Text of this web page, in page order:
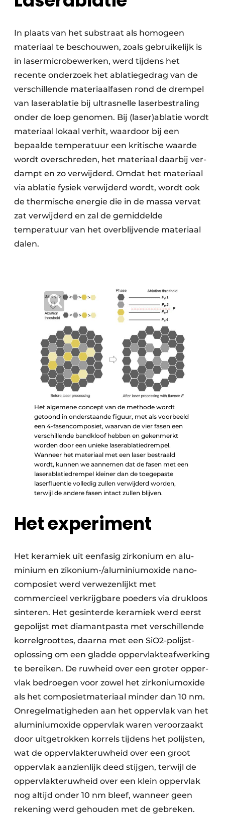
In plaats van het substraat als homogeen
materiaal te beschouwen, zoals gebruikelijk is
in laser­micro­bewerken, werd tijdens het
recente onder­zoek het ablatie­gedrag van de
verschillende materiaal­fasen rond de drempel
van laser­ablatie bij ultrasnelle laser­bestraling
onder de loep genomen. Bij (laser)ablatie wordt
materiaal lokaal verhit, waar­door bij een
bepaalde tempe­ratuur een kritische waarde
wordt over­schreden, het materiaal daar­bij ver­
dampt en zo verwijderd. Omdat het materiaal
via ablatie fysiek ver­wijderd wordt, wordt ook
de thermische energie die in de massa vervat
zat verwijderd en zal de gemiddelde
temperatuur van het overblijvende materiaal
dalen.
Het algemene concept van de methode wordt
getoond in onderstaande figuur, met als voorbeeld
een 4-fasencomposiet, waarvan de vier fasen een
verschillende bandkloof hebben en gekenmerkt
worden door een unieke laserablatiedrempel.
Wanneer het materiaal met een laser bestraald
wordt, kunnen we aannemen dat de fasen met een
laserablatiedrempel kleiner dan de toegepaste
laserfluentie volledig zullen verwijderd worden,
terwijl de andere fasen intact zullen blijven.
Het experiment
Het keramiek uit eenfasig zirkonium en alu­
minium en zikonium-/aluminiumoxide nano­
compo­siet werd verwezenlijkt met
commercieel ver­krijg­bare poeders via drukloos
sinteren. Het gesin­terde kera­miek werd eerst
gepo­lijst met diamant­pasta met verschillende
korrel­groottes, daarna met een SiO2-polijst­
oplossing om een gladde oppervlakte­afwerking
te bereiken. De ruw­heid over een groter opper­
vlak bedroegen voor zowel het zirkonium­oxide
als het composiet­materiaal minder dan 10 nm.
Onregelmatig­heden aan het opper­vlak van het
aluminium­oxide oppervlak waren veroorzaakt
door uitgetrokken korrels tijdens het polijsten,
wat de oppervlakteruwheid over een groot
oppervlak aanzienlijk deed stijgen, terwijl de
oppervlakteruwheid over een klein oppervlak
nog altijd onder 10 nm bleef, wanneer geen
rekening werd gehouden met de gebreken.